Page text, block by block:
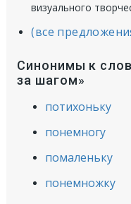
визуального
(все
Синонимы к
за шагом»
потихоньку
понемногу
помаленьку
понемножку